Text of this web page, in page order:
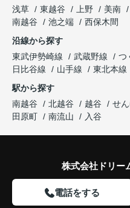
浅草
東越谷 上野 美南
南越谷
池之端
西保木間
沿線から探す
東武伊勢崎線
武蔵野線 つ
日比谷線
山手線 東北本線
駅から探す
南越谷
北越谷 越谷 せ
田原町
南流山 入谷
株式会社ドリー
電話をする